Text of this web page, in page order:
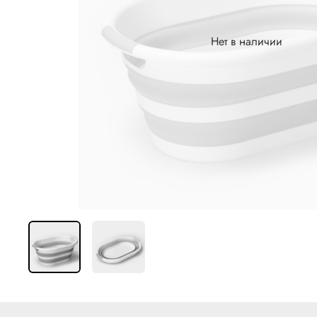
Нет в наличии